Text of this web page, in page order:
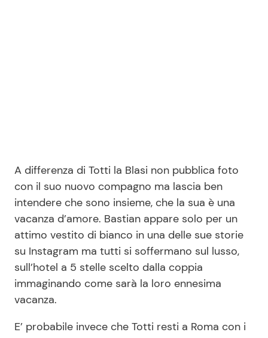
A differenza di Totti la Blasi non pubblica foto
con il suo nuovo compagno ma lascia ben
intendere che sono insieme, che la sua è una
vacanza d’amore. Bastian appare solo per un
attimo vestito di bianco in una delle sue storie
su Instagram ma tutti si soffermano sul lusso,
sull’hotel a 5 stelle scelto dalla coppia
immaginando come sarà la loro ennesima
vacanza.
E’ probabile invece che Totti resti a Roma con i